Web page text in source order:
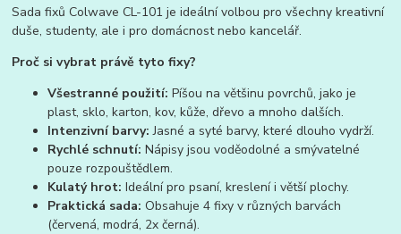
Sada fixů Colwave CL-101 je ideální volbou pro všechny kreativní
duše, studenty, ale i pro domácnost nebo kancelář.
Proč si vybrat právě tyto fixy?
Všestranné použití: Píšou na většinu povrchů, jako je
plast, sklo, karton, kov, kůže, dřevo a mnoho dalších.
Intenzivní barvy: Jasné a syté barvy, které dlouho vydrží.
Rychlé schnutí: Nápisy jsou voděodolné a smývatelné
pouze rozpouštědlem.
Kulatý hrot: Ideální pro psaní, kreslení i větší plochy.
Praktická sada: Obsahuje 4 fixy v různých barvách
(červená, modrá, 2x černá).